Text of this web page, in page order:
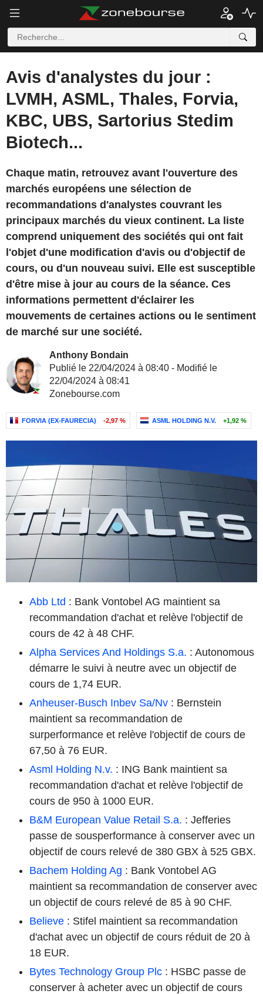
Avis d'analystes du jour :
LVMH, ASML, Thales, Forvia,
KBC, UBS, Sartorius Stedim
Biotech...
Chaque matin, retrouvez avant l'ouverture des
marchés européens une sélection de
recommandations d'analystes couvrant les
principaux marchés du vieux continent. La liste
comprend uniquement des sociétés qui ont fait
l'objet d'une modification d'avis ou d'objectif de
cours, ou d'un nouveau suivi. Elle est susceptible
d'être mise à jour au cours de la séance. Ces
informations permettent d'éclairer les
mouvements de certaines actions ou le sentiment
de marché sur une société.
Anthony Bondain
Publié le 22/04/2024 à 08:40 - Modifié le
22/04/2024 à 08:41
Zonebourse.com
FORVIA (EX-FAURECIA) -2,97 % ASML HOLDING N.V. +1,92 %
Abb Ltd : Bank Vontobel AG maintient sa
recommandation d'achat et relève l'objectif de
cours de 42 à 48 CHF.
Alpha Services And Holdings S.a. : Autonomous
démarre le suivi à neutre avec un objectif de
cours de 1,74 EUR.
Anheuser-Busch Inbev Sa/Nv : Bernstein
maintient sa recommandation de
surperformance et relève l'objectif de cours de
67,50 à 76 EUR.
Asml Holding N.v. : ING Bank maintient sa
recommandation d'achat et relève l'objectif de
cours de 950 à 1000 EUR.
B&M European Value Retail S.a. : Jefferies
passe de sousperformance à conserver avec un
objectif de cours relevé de 380 GBX à 525 GBX.
Bachem Holding Ag : Bank Vontobel AG
maintient sa recommandation de conserver avec
un objectif de cours relevé de 85 à 90 CHF.
Believe : Stifel maintient sa recommandation
d'achat avec un objectif de cours réduit de 20 à
18 EUR.
Bytes Technology Group Plc : HSBC passe de
conserver à acheter avec un objectif de cours